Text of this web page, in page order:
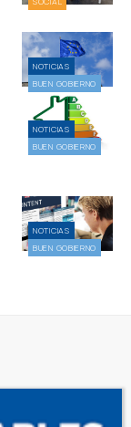
NOTICIAS
BUEN GOBIERNO
NOTICIAS
BUEN GOBIERNO
NOTICIAS
BUEN GOBIERNO